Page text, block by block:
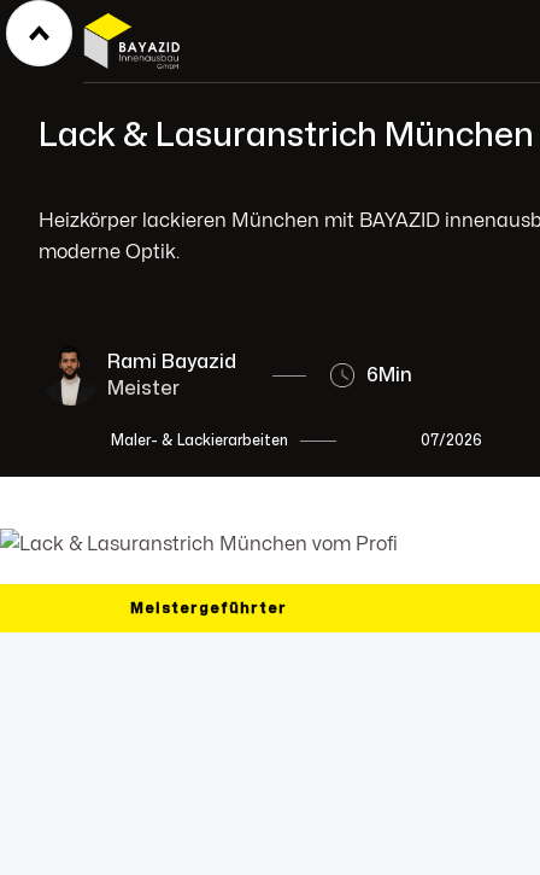
Lack & Lasuranstrich
Heizkörper lackieren München mit BAYAZID
moderne Optik.
Rami Bayazid
Meister
6Min
Maler- & Lackierarbeiten 07/2026
Meistergeführter